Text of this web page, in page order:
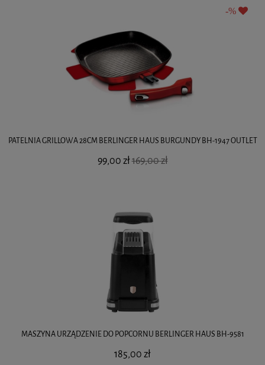
PATELNIA GRILLOWA 28CM BERLINGER HAUS BURGUNDY BH-1947 OUTLET
99,00 zł169,00 zł
MASZYNA URZĄDZENIE DO POPCORNU BERLINGER HAUS BH-9581
185,00 zł